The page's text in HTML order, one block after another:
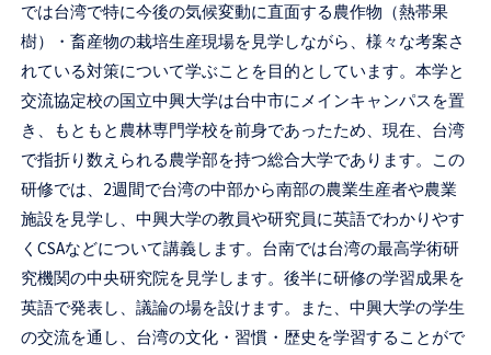
タ
ー
では台湾で特に今後の気候変動に直面する農作物（熱帯果
樹）・畜産物の栽培生産現場を見学しながら、様々な考案さ
れている対策について学ぶことを目的としています。本学と
交流協定校の国立中興大学は台中市にメインキャンパスを置
き、もともと農林専門学校を前身であったため、現在、台湾
で指折り数えられる農学部を持つ総合大学であります。この
研修では、2週間で台湾の中部から南部の農業生産者や農業
施設を見学し、中興大学の教員や研究員に英語でわかりやす
くCSAなどについて講義します。台南では台湾の最高学術研
究機関の中央研究院を見学します。後半に研修の学習成果を
英語で発表し、議論の場を設けます。また、中興大学の学生
の交流を通し、台湾の文化・習慣・歴史を学習することがで